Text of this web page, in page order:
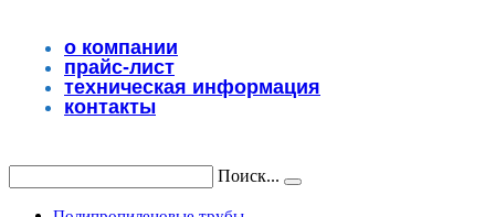
содержимомуо компании
прайс-лист
техническая информация
контакты
Поиск...